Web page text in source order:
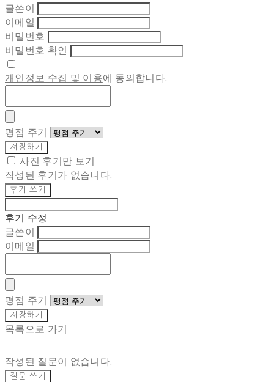
글쓴이
이메일
비밀번호
비밀번호 확인
개인정보 수집 및 이용에 동의합니다.
평점 주기
저장하기
사진 후기만 보기
작성된 후기가 없습니다.
후기 쓰기
후기 수정
글쓴이
이메일
평점 주기
저장하기
목록으로 가기
작성된 질문이 없습니다.
질문 쓰기